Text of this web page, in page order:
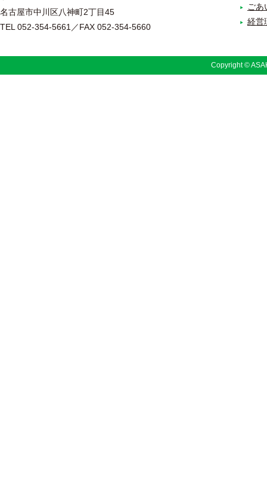
名古屋市中川区八神町2丁目45
TEL 052-354-5661／FAX 052-354-5660
ごあ
経営
Copyright ©